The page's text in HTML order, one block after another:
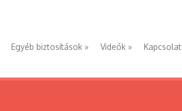
Egyéb biztosítások » Videók » Kapcsolat